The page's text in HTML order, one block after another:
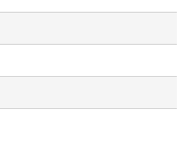
¥18,000~